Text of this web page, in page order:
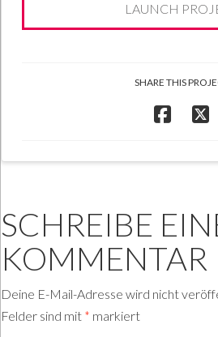
LAUNCH
SHARE THIS
SCHREIBE
KOMMENTAR
Deine E-Mail-Adresse wird nicht
Felder sind mit * markiert